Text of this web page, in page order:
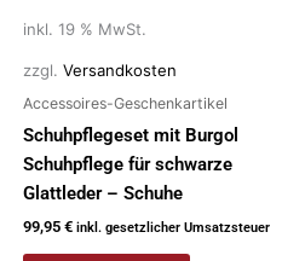
inkl. 19 % MwSt.
zzgl. Versandkosten
Accessoires-Geschenkartikel
Schuhpflegeset mit Burgol
Schuhpflege für schwarze
Glattleder – Schuhe
99,95 € inkl. gesetzlicher Umsatzsteuer